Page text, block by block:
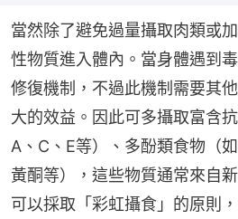
當然除了避免過量攝取肉類或
性物質進入體內。當身體遇到
修復機制，不過此機制需要其
大的效益。因此可多攝取富含
A、C、E等）、多酚類食物（
黃酮等），這些物質通常來自
可以採取「彩虹攝食」的原則